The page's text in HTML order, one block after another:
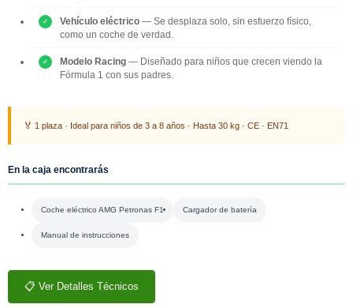
Vehículo eléctrico — Se desplaza solo, sin esfuerzo físico,
como un coche de verdad.
Modelo Racing — Diseñado para niños que crecen viendo la
Fórmula 1 con sus padres.
🏅 1 plaza · Ideal para niños de 3 a 8 años · Hasta 30 kg · CE · EN71
En la caja encontrarás
Coche eléctrico AMG Petronas F1 Cargador de batería
Manual de instrucciones
📋 Ver Detalles Técnicos